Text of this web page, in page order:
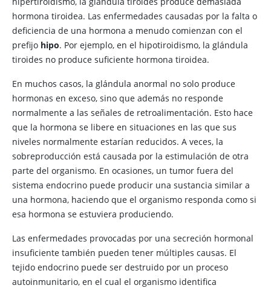
hormona tiroidea. Las enfermedades causadas por la falta o
deficiencia de una hormona a menudo comienzan con el
prefijo hipo. Por ejemplo, en el hipotiroidismo, la glándula
tiroides no produce suficiente hormona tiroidea.
En muchos casos, la glándula anormal no solo produce
hormonas en exceso, sino que además no responde
normalmente a las señales de retroalimentación. Esto hace
que la hormona se libere en situaciones en las que sus
niveles normalmente estarían reducidos. A veces, la
sobreproducción está causada por la estimulación de otra
parte del organismo. En ocasiones, un tumor fuera del
sistema endocrino puede producir una sustancia similar a
una hormona, haciendo que el organismo responda como si
esa hormona se estuviera produciendo.
Las enfermedades provocadas por una secreción hormonal
insuficiente también pueden tener múltiples causas. El
tejido endocrino puede ser destruido por un proceso
autoinmunitario, en el cual el organismo identifica